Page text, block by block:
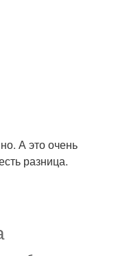
А это очень
разница.